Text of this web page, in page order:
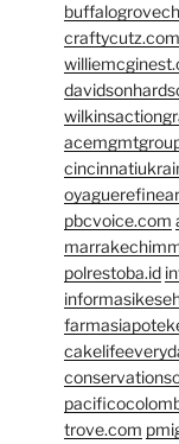
craftycutz.com
pbcvoice.com
polrestoba.id
trove.com